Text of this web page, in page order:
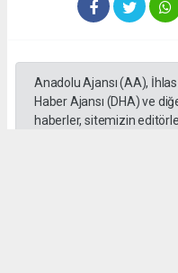
Anadolu Ajansı (AA),
Haber Ajansı (DHA) ve
haberler, sitemizin